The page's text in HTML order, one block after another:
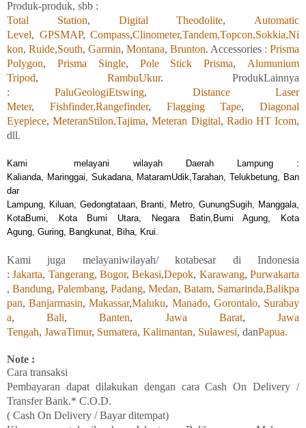
Produk-produk, sbb :
Total Station, Digital Theodolite, Automatic
Level, GPSMAP, Compass,Clinometer,Tandem,Topcon,Sokkia,Ni
kon, Ruide,South, Garmin, Montana, Brunton. Accessories : Prisma
Polygon, Prisma Single, Pole Stick Prisma, Alumunium
Tripod, RambuUkur. ProdukLainnya
:PaluGeologiEtswing, Distance Laser
Meter, Fishfinder,Rangefinder, Flagging Tape, Diagonal
Eyepiece,MeteranStilon,Tajima,Meteran Digital, Radio HT Icom,
dll.
Kami
melayani wilayah Daerah Lampung :
Kalianda, Maringgai, Sukadana, MataramUdik,Tarahan, Telukbetung, Ban
dar
Lampung, Kiluan, Gedongtataan, Branti, Metro, GunungSugih, Manggala,
KotaBumi, Kota Bumi Utara, Negara Batin,Bumi Agung, Kota
Agung, Guring, Bangkunat, Biha, Krui.
Kamijuga melayaniwilayah/ kotabesar di Indonesia
:Jakarta, Tangerang,Bogor,Bekasi,Depok, Karawang,Purwakarta
, Bandung, Palembang, Padang, Medan, Batam, Samarinda,Balikpa
pan,Banjarmasin,Makassar,Maluku, Manado, Gorontalo, Surabay
a,Bali,Banten, Jawa Barat,Jawa
Tengah, JawaTimur, Sumatera, Kalimantan, Sulawesi, danPapua.
Note :
Cara transaksi
Pembayaran dapat dilakukan dengan cara Cash On Delivery /
Transfer Bank.* C.O.D.
( Cash On Delivery / Bayar ditempat)